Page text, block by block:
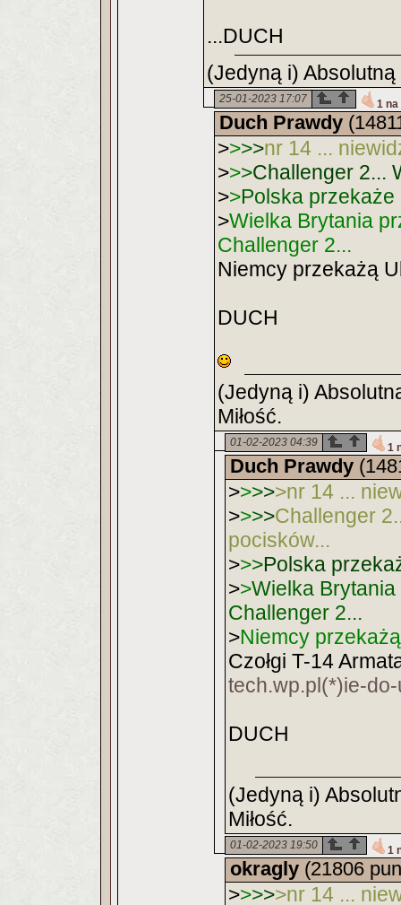
...DUCH
(Jedyną i)
25-01-2023 17:07 1 na
Duch Prawdy
>>>>nr 14 ...
>>>Challenger 2...
>>Polska przekaże
>Wielka Brytania
Challenger 2...
Niemcy przekażą
DUCH
(Jedyną i)
Miłość.
01-02-2023 04:39 1
Duch Prawdy
>>>>>nr 14 ...
>>>>Challenger
pocisków...
>>>Polska
>>Wielka
Challenger 2...
>Niemcy
Czołgi T-14
tech.wp.pl(*)ie-
DUCH
(Jedyną i)
Miłość.
01-02-2023 19:50 1
okragly (21806
>>>>>nr 14 ...